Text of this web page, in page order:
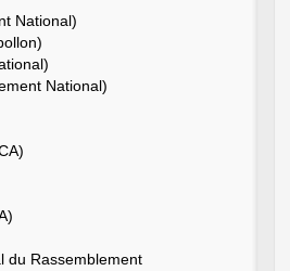
National)
National)
du Rassemblement